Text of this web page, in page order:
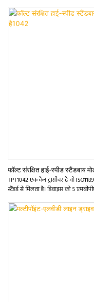
फॉल्ट संरक्षित हाई-स्पीड स्टैंडबाय
TPT1042 एक कैन ट्रांसीवर है जो
स्टैंडर्ड से मिलता है। डिवाइस को 5
डेटा दरों के साथ। जैसा कि डिज़ाइन